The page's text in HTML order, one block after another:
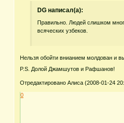
DG написал(а):
Правильно. Людей слишком
всяческих узбеков.
Нельзя обойти внианием молдован и
P.S. Долой Джамшутов и Рафшанов!
Отредактировано Алиса (2008-01-24
0